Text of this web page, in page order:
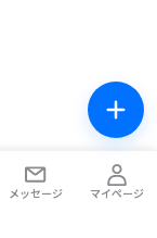
メッセージ マイページ